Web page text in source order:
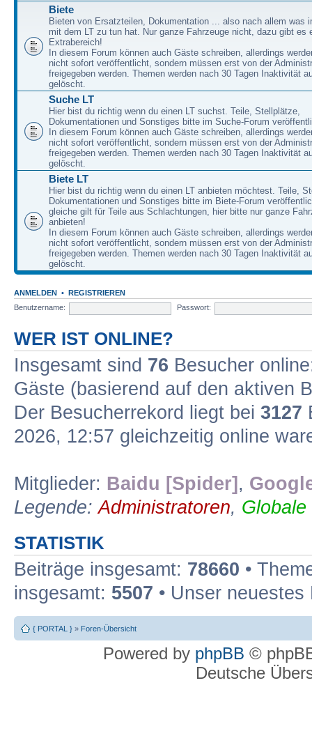
Biete
Bieten von Ersatzteilen, Dokumentation ... also nach allem was
mit dem LT zu tun hat. Nur ganze Fahrzeuge nicht, dazu gibt es
Extrabereich!
In diesem Forum können auch Gäste schreiben, allerdings
nicht sofort veröffentlicht, sondern müssen erst von der
freigegeben werden. Themen werden nach 30 Tagen Inaktivität
gelöscht.
Suche LT
Hier bist du richtig wenn du einen LT suchst. Teile, Stellplätze,
Dokumentationen und Sonstiges bitte im Suche-Forum
In diesem Forum können auch Gäste schreiben, allerdings
nicht sofort veröffentlicht, sondern müssen erst von der
freigegeben werden. Themen werden nach 30 Tagen Inaktivität
gelöscht.
Biete LT
Hier bist du richtig wenn du einen LT anbieten möchtest. Teile,
Dokumentationen und Sonstiges bitte im Biete-Forum
gleiche gilt für Teile aus Schlachtungen, hier bitte nur ganze
anbieten!
In diesem Forum können auch Gäste schreiben, allerdings
nicht sofort veröffentlicht, sondern müssen erst von der
freigegeben werden. Themen werden nach 30 Tagen Inaktivität
gelöscht.
ANMELDEN • REGISTRIEREN
Benutzername:
Passwort:
WER IST ONLINE?
Insgesamt sind 76 Besucher
Gäste (basierend auf den aktiven
Der Besucherrekord liegt bei 3127
2026, 12:57 gleichzeitig online
Mitglieder: Baidu [Spider] ,
Legende:Administratoren,
STATISTIK
Beiträge insgesamt: 78660 •
insgesamt: 5507 • Unser
{ PORTAL } » Foren-Übersicht
Powered by phpBB ©
Deutsche